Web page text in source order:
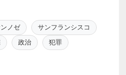
ノゼ
サンフランシスコ
政治
犯罪